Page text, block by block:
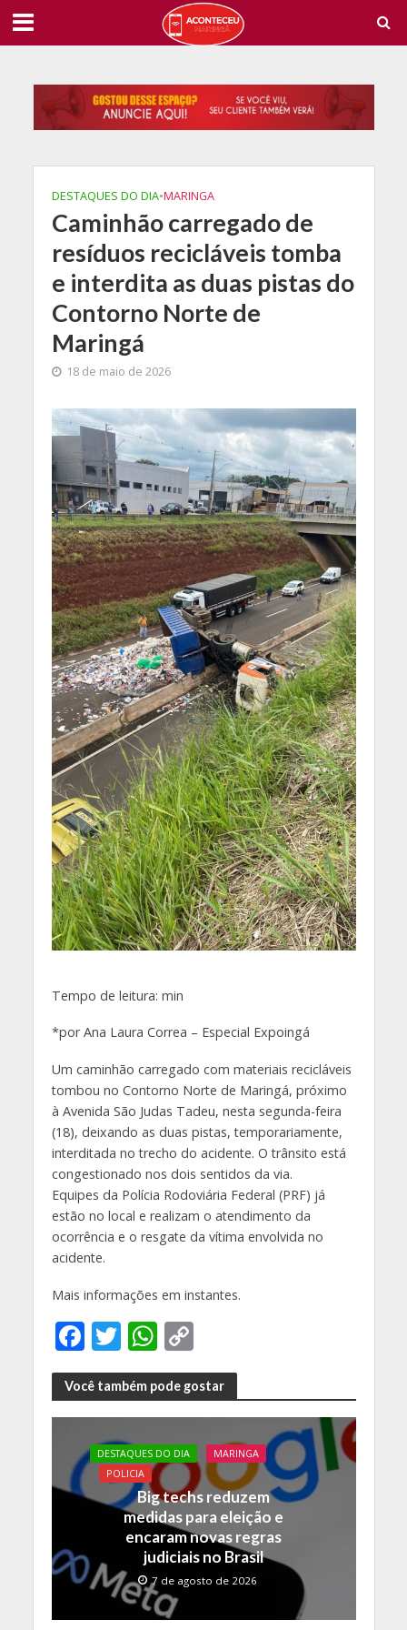
DESTAQUES DO DIA•MARINGA
Caminhão carregado de
resíduos recicláveis tomba
e interdita as duas pistas do
Contorno Norte de
Maringá
18 de maio de 2026
Tempo de leitura: min
*por Ana Laura Correa – Especial Expoingá
Um caminhão carregado com materiais recicláveis
tombou no Contorno Norte de Maringá, próximo
à Avenida São Judas Tadeu, nesta segunda-feira
(18), deixando as duas pistas, temporariamente,
interditada no trecho do acidente. O trânsito está
congestionado nos dois sentidos da via.
Equipes da Polícia Rodoviária Federal (PRF) já
estão no local e realizam o atendimento da
ocorrência e o resgate da vítima envolvida no
acidente.
Mais informações em instantes.
F
ac
e
b
o
o
k
T
w
itt
er
W
h
at
s
A
p
p
C
o
p
y
Li
n
k
Você também pode gostar
DESTAQUES DO DIA
MARINGA
POLICIA
Big techs reduzem
medidas para eleição e
encaram novas regras
judiciais no Brasil
7 de agosto de 2026